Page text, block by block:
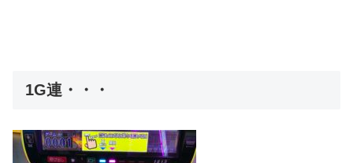
1G連・・・